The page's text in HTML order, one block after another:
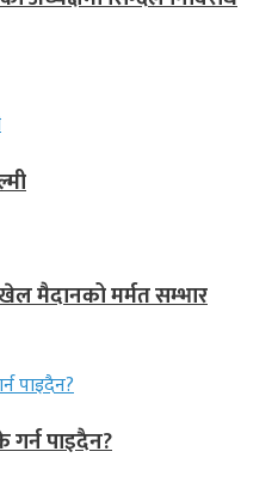
मैदानको मर्मत सम्भार
पाइदैन?